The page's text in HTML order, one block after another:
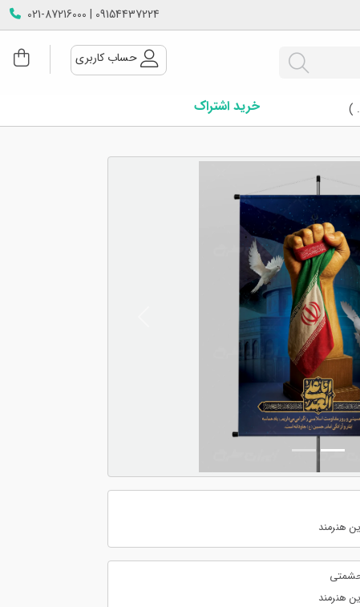
09154437224 | 021-87216000
حساب کاربری
) خرید اشتراک
هنرمند
هنرمند